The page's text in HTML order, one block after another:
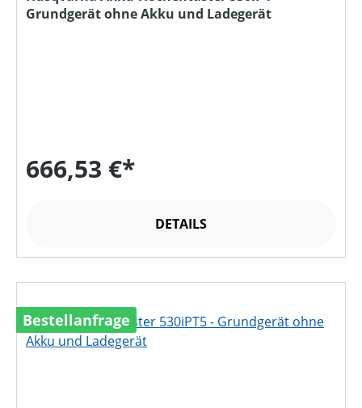
Grundgerät ohne Akku und Ladegerät
666,53 €*
DETAILS
Bestellanfrage